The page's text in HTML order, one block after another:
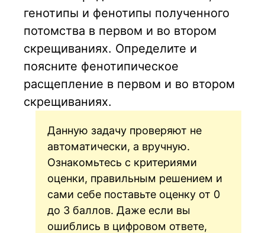
генотипы и фенотипы полученного
потомства в первом и во втором
скрещиваниях. Определите и
поясните фенотипическое
расщепление в первом и во втором
скрещиваниях.
Данную задачу проверяют не
автоматически, а вручную.
Ознакомьтесь с критериями
оценки, правильным решением и
сами себе поставьте оценку от 0
до 3 баллов. Даже если вы
ошиблись в цифровом ответе,